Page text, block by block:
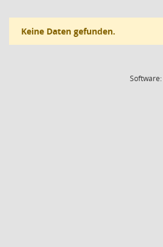
Keine Daten gefunden.
Software: